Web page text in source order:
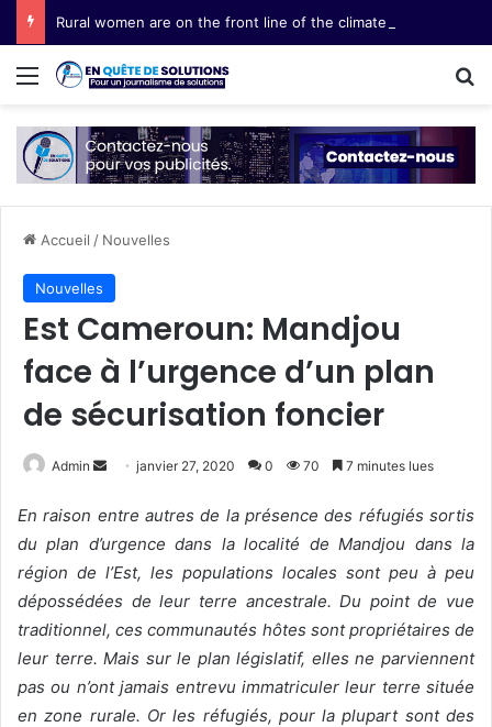
Menu
Accueil / Nouvelles
Nouvelles
Est Cameroun: Mandjou
face à l’urgence d’un plan
de sécurisation foncier
Admin
v
o
y
e
u
janvier 27, 2020 0 70 7 minutes lues
En raison entre autres de la présence des réfugiés sortis
du plan d’urgence dans la localité de Mandjou dans la
région de l’Est, les populations locales sont peu à peu
dépossédées de leur terre ancestrale. Du point de vue
traditionnel, ces communautés hôtes sont propriétaires de
leur terre. Mais sur le plan législatif, elles ne parviennent
pas ou n’ont jamais entrevu immatriculer leur terre située
en zone rurale. Or les réfugiés, pour la plupart sont des